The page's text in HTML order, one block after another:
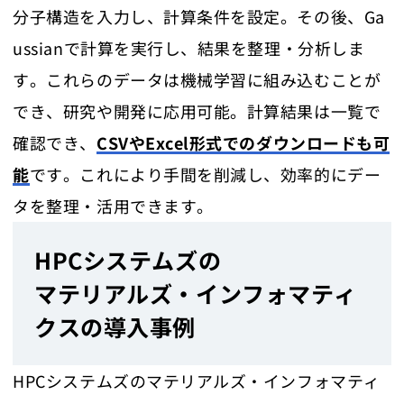
分子構造を入力し、計算条件を設定。その後、Ga
ussianで計算を実行し、結果を整理・分析しま
す。これらのデータは機械学習に組み込むことが
でき、研究や開発に応用可能。計算結果は一覧で
確認でき、 CSVやExcel形式でのダウンロードも可
能です。これにより手間を削減し、効率的にデー
タを整理・活用できます。
HPCシステムズの
マテリアルズ・インフォマティ
クスの導入事例
HPCシステムズのマテリアルズ・インフォマティ